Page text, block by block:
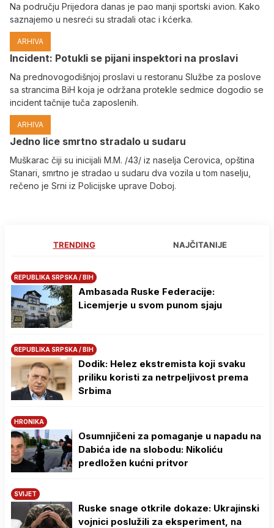
Na području Prijedora danas je pao manji sportski avion. Kako
saznajemo u nesreći su stradali otac i kćerka.
ARHIVA
Incident: Potukli se pijani inspektori na proslavi
Na prednovogodišnjoj proslavi u restoranu Službe za poslove
sa strancima BiH koja je održana protekle sedmice dogodio se
incident tačnije tuča zaposlenih.
ARHIVA
Јedno lice smrtno stradalo u sudaru
Muškarac čiji su inicijali M.M. /43/ iz naselja Cerovica, opština
Stanari, smrtno je stradao u sudaru dva vozila u tom naselju,
rečeno je Srni iz Policijske uprave Doboj.
TRENDING NAJČITANIJE
REPUBLIKA SRPSKA / BIH
Ambasada Ruske Federacije:
Licemjerje u svom punom sjaju
REPUBLIKA SRPSKA / BIH
Dodik: Helez ekstremista koji svaku
priliku koristi za netrpeljivost prema
Srbima
HRONIKA
Osumnjičeni za pomaganje u napadu na
Dabića ide na slobodu: Nikoliću
predložen kućni pritvor
SVIJET
Ruske snage otkrile dokaze: Ukrajinski
vojnici poslužili za eksperiment, na